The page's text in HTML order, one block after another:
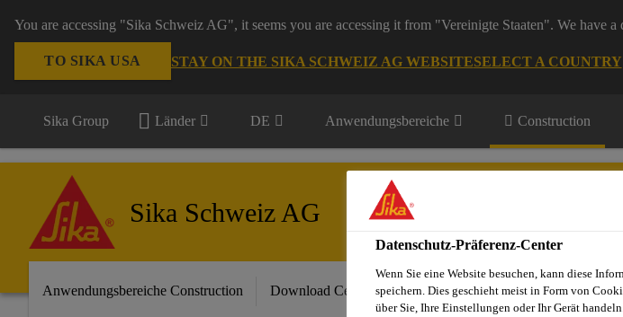
You are accessing "Sika Schweiz AG", it seems you are accessing it from "Vereinigte Staaten". We have
TO SIKA USA STAY ON THE SIKA SCHWEIZ AG WEBSITESELECT A COUNTRY
Sika Group Länder DE Anwendungsbereiche Construction
Sika Schweiz AG
Anwendungsbereiche Construction Download Center Projekte Dienstleistungen
Datenschutz-Präferenz-Center
Wenn Sie eine Website besuchen, kann diese
speichern. Dies geschieht meist in Form von
über Sie, Ihre Einstellungen oder Ihr Gerät